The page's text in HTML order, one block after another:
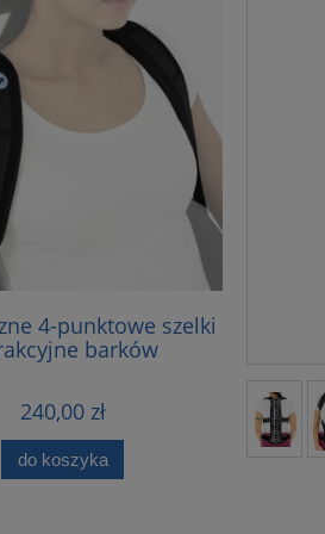
4-punktowe szelki
barków
240,00 zł
do koszyka